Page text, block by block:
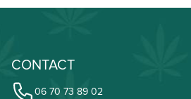
CONTACT
06 70 73 89 02